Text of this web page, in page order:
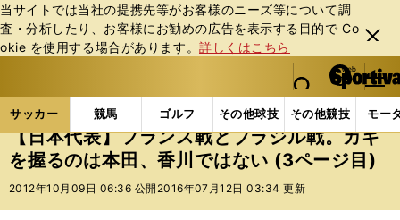
当サイトでは当社の提携先等がお客様のニーズ等について調
査・分析したり、お客様にお勧めの広告を表⽰する⽬的で Co
okie を使⽤する場合があります。詳しくはこちら
閉じ
る
web Sportiva (webスポルティーバ)
検索
マイペ
ー
ジ
メニュ
サッカー 競馬 ゴルフ その他球技 その他競技 モー
ス
ポ
ル
サッカーの記事一覧 サッカー代表 日本代表 【
【日本代表】フランス戦とブラジル戦。カギ
を握るのは本田、香川ではない (3ページ目)
2012年10月09日 06:36 公開 2016年07月12日 03:34 更新